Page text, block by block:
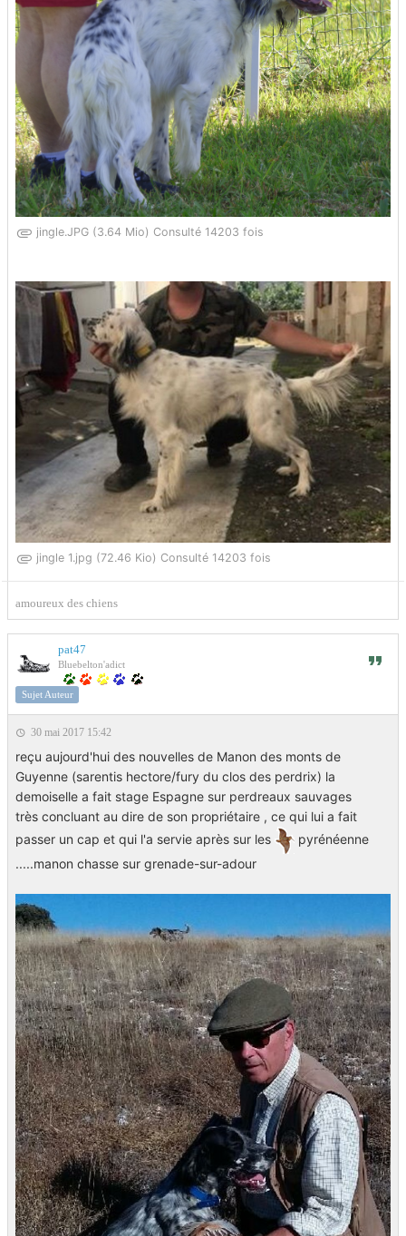
jingle.JPG (3.64 Mio) Consulté 14203 fois
jingle 1.jpg (72.46 Kio) Consulté 14203 fois
amoureux des chiens
pat47
Bluebelton'adict
Sujet Auteur
30 mai 2017 15:42
reçu aujourd'hui des nouvelles de Manon des monts de
Guyenne (sarentis hectore/fury du clos des perdrix) la
demoiselle a fait stage Espagne sur perdreaux sauvages
très concluant au dire de son propriétaire , ce qui lui a fait
passer un cap et qui l'a servie après sur les
pyrénéenne
.....manon chasse sur grenade-sur-adour